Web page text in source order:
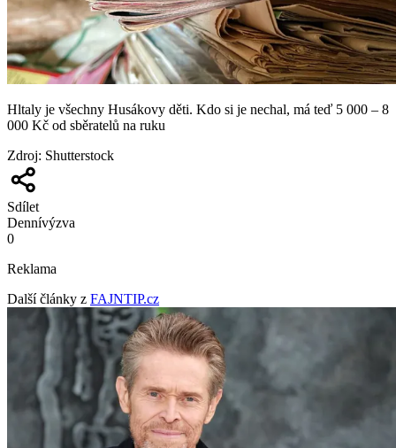
Hltaly je všechny Husákovy děti. Kdo si je nechal, má teď 5 000 – 8
000 Kč od sběratelů na ruku
Zdroj: Shutterstock
Sdílet
Dennívýzva
0
Reklama
Další články z FAJNTIP.cz